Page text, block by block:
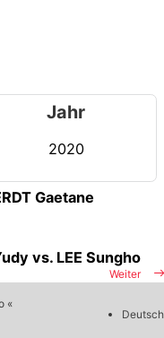
Jahr
2020
Gaetane
Weiter
vs. LEE Sungho
«
Deutsch